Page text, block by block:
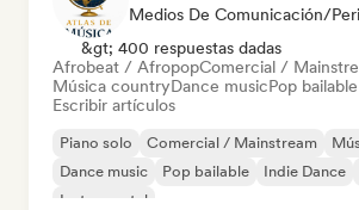
Medios De Comunicación/
&gt; 400 respuestas dadas
Afrobeat / AfropopComercial /
Música countryDance musicPop bailable
Escribir artículos
Piano solo Comercial / Mainstream
Dance music
Pop bailable Indie Dance
Instrumental